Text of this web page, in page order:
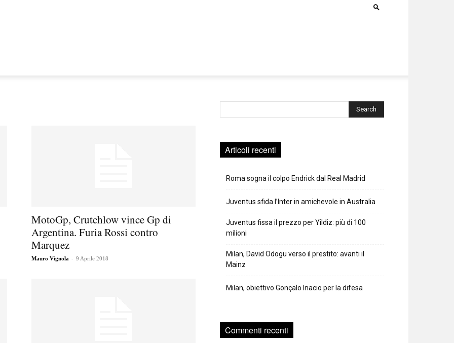
MotoGp, Crutchlow vince Gp di
Argentina. Furia Rossi contro
Marquez
Mauro Vignola - 9 Aprile 2018
Articoli recenti
Roma sogna il colpo Endrick dal Real Madrid
Juventus sfida l’Inter in amichevole in Australia
Juventus fissa il prezzo per Yildiz: più di 100
milioni
Milan, David Odogu verso il prestito: avanti il
Mainz
Milan, obiettivo Gonçalo Inacio per la difesa
Commenti recenti